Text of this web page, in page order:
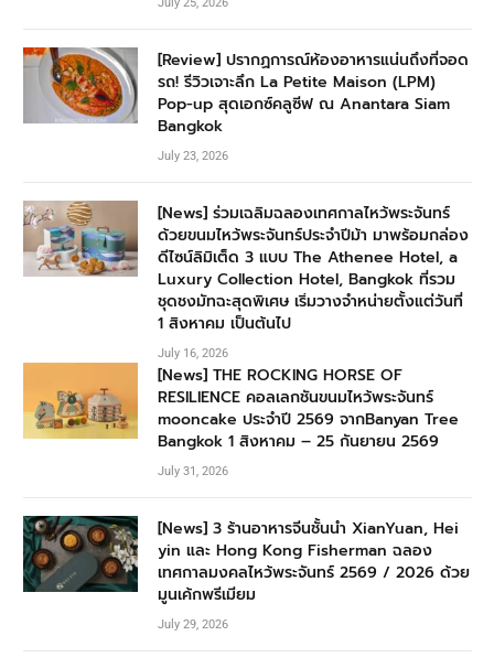
[Review] ปรากฏการณ์ห้องอาหารแน่นถึงที่จอด
รถ! รีวิวเจาะลึก La Petite Maison (LPM)
Pop-up สุดเอกซ์คลูซีฟ ณ Anantara Siam
Bangkok
July 23, 2026
[News] ร่วมเฉลิมฉลองเทศกาลไหว้พระจันทร์
ด้วยขนมไหว้พระจันทร์ประจำปีม้า มาพร้อมกล่อง
ดีไซน์ลิมิเต็ด 3 แบบ The Athenee Hotel, a
Luxury Collection Hotel, Bangkok ที่รวม
ชุดชงมัทฉะสุดพิเศษ เริ่มวางจำหน่ายตั้งแต่วันที่
1 สิงหาคม เป็นต้นไป
July 16, 2026
[News] THE ROCKING HORSE OF
RESILIENCE คอลเลกชันขนมไหว้พระจันทร์
mooncake ประจำปี 2569 จากBanyan Tree
Bangkok 1 สิงหาคม – 25 กันยายน 2569
July 31, 2026
[News] 3 ร้านอาหารจีนชั้นนำ XianYuan, Hei
yin และ Hong Kong Fisherman ฉลอง
เทศกาลมงคลไหว้พระจันทร์ 2569 / 2026 ด้วย
มูนเค้กพรีเมียม
July 29, 2026